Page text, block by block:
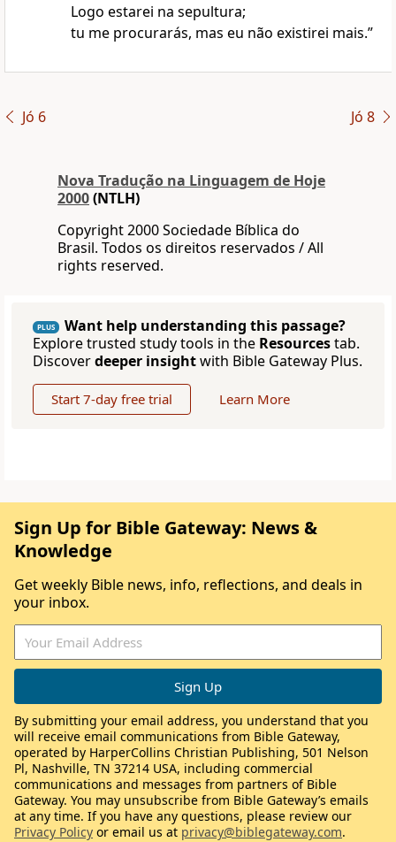
Logo estarei na sepultura;
tu me procurarás, mas eu não existirei mais.”
Jó 6 Jó 8
Nova Traduҫão na Linguagem de Hoje
2000(NTLH)
Copyright 2000 Sociedade Bíblica do
Brasil. Todos os direitos reservados / All
rights reserved.
PLUS
Want help understanding this passage?
Explore trusted study tools in the Resourcestab.
Discoverdeeper insightwith Bible Gateway Plus.
Start 7-day free trial Learn More
Sign Up for Bible Gateway: News &
Knowledge
Get weekly Bible news, info, reflections, and deals in
your inbox.
By submitting your email address, you understand that you
will receive email communications from Bible Gateway,
operated by HarperCollins Christian Publishing, 501 Nelson
Pl, Nashville, TN 37214 USA, including commercial
communications and messages from partners of Bible
Gateway. You may unsubscribe from Bible Gateway’s emails
at any time. If you have any questions, please review our
Privacy Policy or email us at privacy@biblegateway.com.